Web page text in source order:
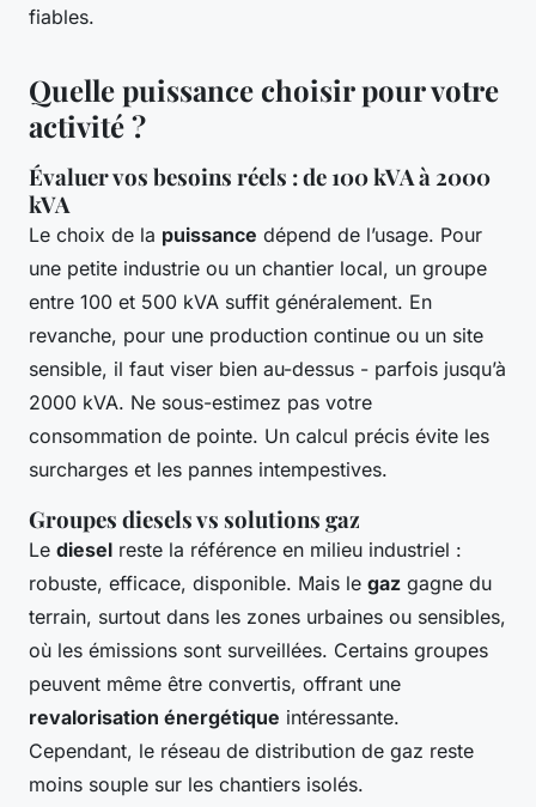
fiables.
Quelle puissance choisir pour votre
activité ?
Évaluer vos besoins réels : de 100 kVA à 2000
kVA
Le choix de la puissance dépend de l’usage. Pour
une petite industrie ou un chantier local, un groupe
entre 100 et 500 kVA suffit généralement. En
revanche, pour une production continue ou un site
sensible, il faut viser bien au-dessus - parfois jusqu’à
2000 kVA. Ne sous-estimez pas votre
consommation de pointe. Un calcul précis évite les
surcharges et les pannes intempestives.
Groupes diesels vs solutions gaz
Le diesel reste la référence en milieu industriel :
robuste, efficace, disponible. Mais le gaz gagne du
terrain, surtout dans les zones urbaines ou sensibles,
où les émissions sont surveillées. Certains groupes
peuvent même être convertis, offrant une
revalorisation énergétique intéressante.
Cependant, le réseau de distribution de gaz reste
moins souple sur les chantiers isolés.